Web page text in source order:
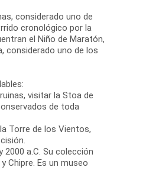
considerado uno de
cronológico por la
el Niño de Maratón,
considerado uno de los
visitar la Stoa de
de toda
Torre de los Vientos,
a.C. Su colección
Chipre. Es un museo